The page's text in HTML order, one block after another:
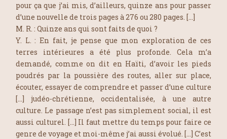
pour ça que j’ai mis, d’ailleurs, quinze ans pour passer
d’une nouvelle de trois pages à 276 ou 280 pages. […]
M. R. : Quinze ans qui sont faits de quoi ?
Y. L. : En fait, je pense que mon exploration de ces
terres intérieures a été plus profonde. Cela m’a
demandé, comme on dit en Haïti, d’avoir les pieds
poudrés par la poussière des routes, aller sur place,
écouter, essayer de comprendre et passer d’une culture
[…] judéo-chrétienne, occidentalisée, à une autre
culture. Le passage n’est pas simplement social, il est
aussi culturel. […] Il faut mettre du temps pour faire ce
genre de voyage et moi-même j’ai aussi évolué. […] C’est